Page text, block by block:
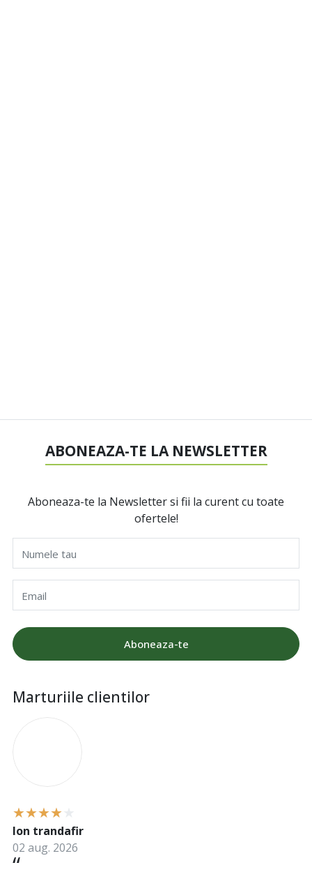
ABONEAZA-TE LA NEWSLETTER
Aboneaza-te la Newsletter si fii la curent cu toate
ofertele!
Numele tau
Email
Aboneaza-te
Marturiile clientilor
Ion trandafir
02 aug. 2026